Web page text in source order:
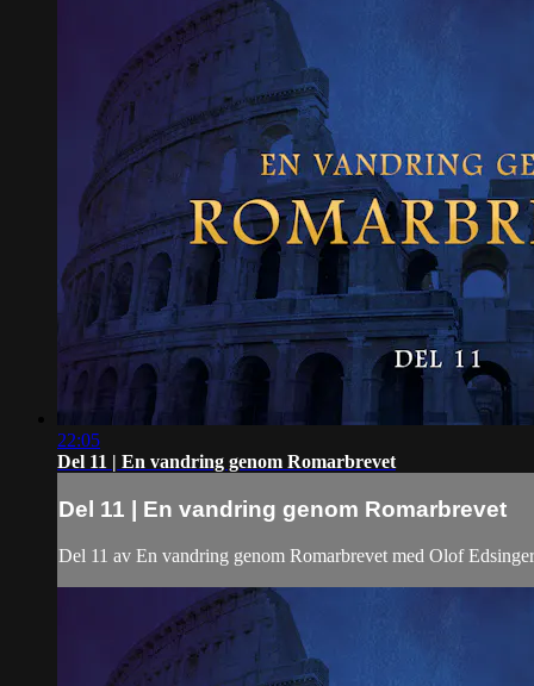
22:05
Del 11 | En vandring genom Romarbrevet
Del 11 | En vandring genom Romarbrevet
Del 11 av En vandring genom Romarbrevet med Olof Edsinger